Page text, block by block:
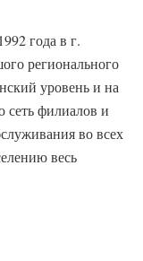
года в г.
регионального
уровень и на
сеть филиалов и
во всех
весь